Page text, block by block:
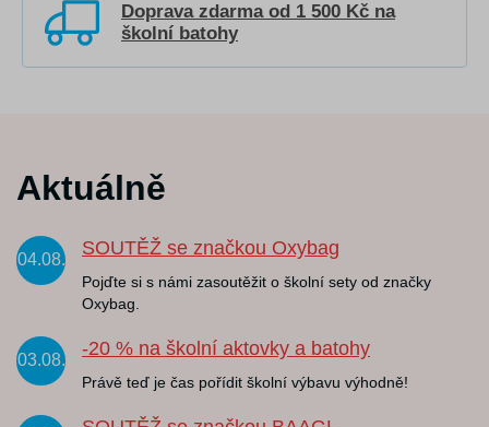
Doprava zdarma od 1 500 Kč na
školní batohy
Aktuálně
04.08.
SOUTĚŽ se značkou Oxybag
Pojďte si s námi zasoutěžit o školní sety od značky
Oxybag.
03.08.
-20 % na školní aktovky a batohy
Právě teď je čas pořídit školní výbavu výhodně!